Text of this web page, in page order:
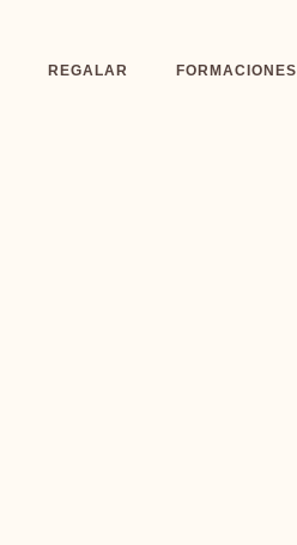
REGALAR FORMACIONES